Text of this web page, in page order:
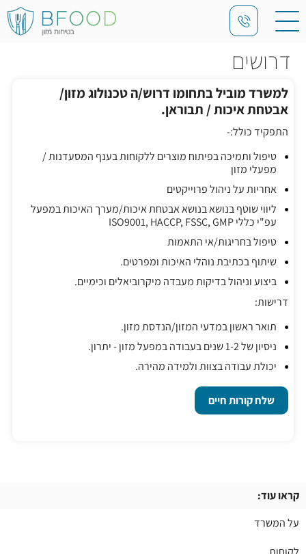
קראו עוד:
על המשרד
דרושים
למשרד מוביל בתחומו דרוש/ה טכנולוג מזון/
אבטחת איכות / תבוראן.
התפקיד כולל:-
טיפול ותמיכה בפיתוח מוצרים ללקוחות בענף המסעדנות /
מפעלי מזון
אחריות על ניהול פרוייקטים
ליווי שוטף בנושא בנושא אבטחת איכות/מערך האיכות במפעל
עפ"י כללי ISO9001, HACCP, FSSC, GMP
טיפול בחריגות/אי התאמות
שיתוף בכתיבת נוהלי האיכות ומפרטים.
ביצוע וניהול בדיקות מעבדה מיקרוביאלים וכימיים.
דרישות:
תואר ראשון במדעי המזון/הנדסת מזון.
ניסיון של 1-2 שנים בעבודה במפעל מזון - יתרון.
יכולת עבודה בצוות ולמידה מהירה.
שלח קורות חיים